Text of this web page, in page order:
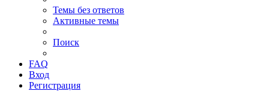
Темы без ответов
Активные темы
Поиск
FAQ
Вход
Регистрация